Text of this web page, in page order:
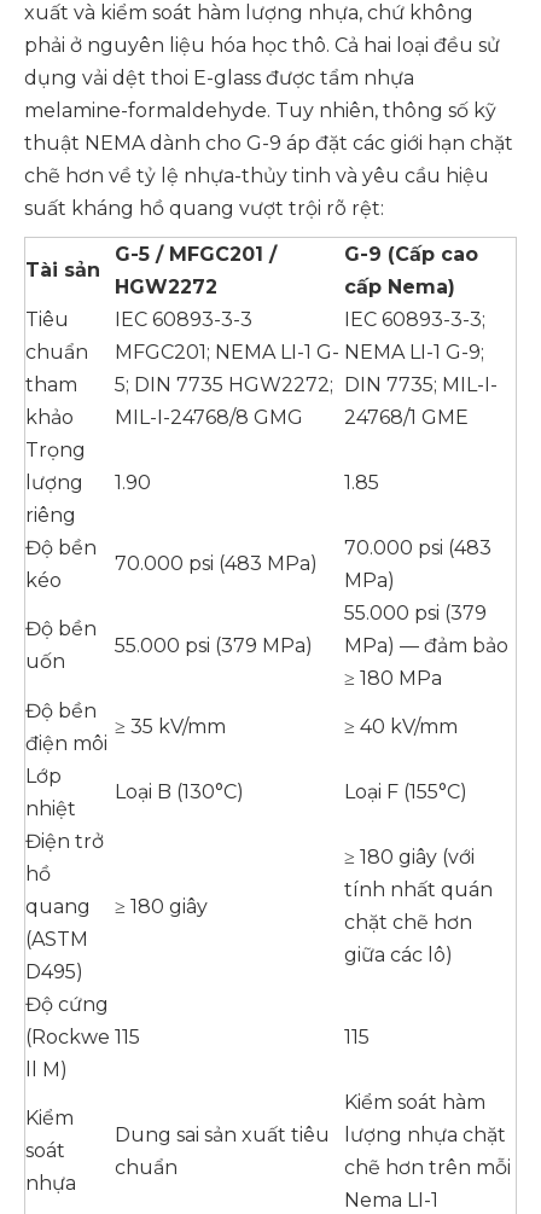
xuất và kiểm soát hàm lượng nhựa, chứ không
phải ở nguyên liệu hóa học thô. Cả hai loại đều sử
dụng vải dệt thoi E-glass được tẩm nhựa
melamine-formaldehyde. Tuy nhiên, thông số kỹ
thuật NEMA dành cho G-9 áp đặt các giới hạn chặt
chẽ hơn về tỷ lệ nhựa-thủy tinh và yêu cầu hiệu
suất kháng hồ quang vượt trội rõ rệt:
Tài sản
G-5 / MFGC201 /
HGW2272
G-9 (Cấp cao
cấp Nema)
Tiêu
chuẩn
tham
khảo
IEC 60893-3-3
MFGC201; NEMA LI-1 G-
5; DIN 7735 HGW2272;
MIL-I-24768/8 GMG
IEC 60893-3-3;
NEMA LI-1 G-9;
DIN 7735; MIL-I-
24768/1 GME
Trọng
lượng
riêng
1.90 1.85
Độ bền
kéo
70.000 psi (483 MPa)
70.000 psi (483
MPa)
Độ bền
uốn
55.000 psi (379 MPa)
55.000 psi (379
MPa) — đảm bảo
≥ 180 MPa
Độ bền
điện môi
≥ 35 kV/mm ≥ 40 kV/mm
Lớp
nhiệt
Loại B (130°C) Loại F (155°C)
Điện trở
hồ
quang
(ASTM
D495)
≥ 180 giây
≥ 180 giây (với
tính nhất quán
chặt chẽ hơn
giữa các lô)
Độ cứng
(Rockwe
ll M)
115 115
Kiểm
soát
nhựa
Dung sai sản xuất tiêu
chuẩn
Kiểm soát hàm
lượng nhựa chặt
chẽ hơn trên mỗi
Nema LI-1